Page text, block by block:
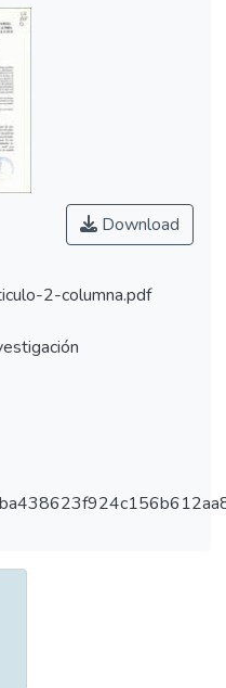
Download
2-columna.pdf